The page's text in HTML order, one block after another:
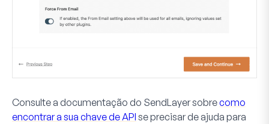
Consulte a documentação do SendLayer sobrecomo
encontrar a sua chave de API se precisar de ajuda para